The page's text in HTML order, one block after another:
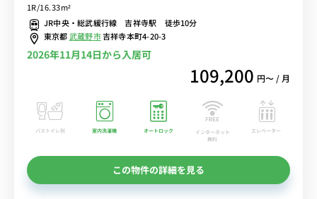
て安心♪駅前で買い物すれば自炊もラクラク！■選べるWi-Fi格安レ
ンタル中！
1R/16.33m²
JR中央・総武緩行線 吉祥寺駅 徒歩10分
東京都武蔵野市吉祥寺本町4-20-3
2026年11月14日から入居可
109,200 円〜 / 月
バストイレ別 室内洗濯機 オートロック
インターネット
無料
エレベーター
この物件の詳細を見る